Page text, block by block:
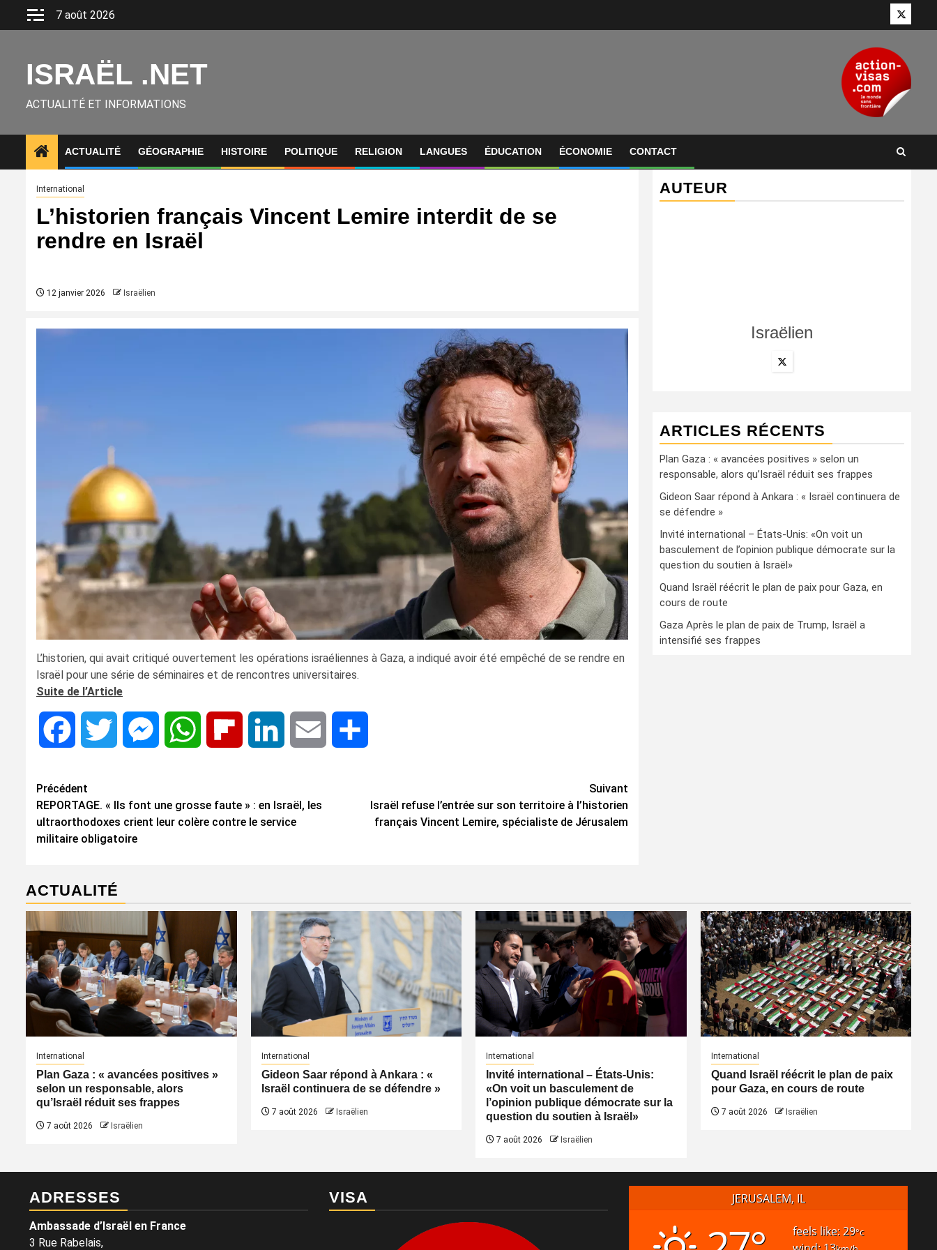
7 août 2026 Twitter
ISRAËL .NET
ACTUALITÉ ET INFORMATIONS
ACTUALITÉ GÉOGRAPHIE HISTOIRE POLITIQUE RELIGION LANGUES ÉDUCATION ÉCONOMIE CONTACT
International
L’historien français Vincent Lemire interdit de se
rendre en Israël
12 janvier 2026 Israëlien
L’historien, qui avait critiqué ouvertement les opérations israéliennes à Gaza, a indiqué avoir été empêché de se rendre en
Israël pour une série de séminaires et de rencontres universitaires.
Suite de l’Article
Facebook Twitter MessengerWhatsApp Flipboard LinkedIn Email
Navigation
d’article
Précédent
REPORTAGE. « Ils font une grosse faute » : en Israël, les
ultraorthodoxes crient leur colère contre le service
militaire obligatoire
Suivant
Israël refuse l’entrée sur son territoire à l’historien
français Vincent Lemire, spécialiste de Jérusalem
AUTEUR
Israëlien
ARTICLES RÉCENTS
Plan Gaza : « avancées positives » selon un
responsable, alors qu’Israël réduit ses frappes
Gideon Saar répond à Ankara : « Israël continuera de
se défendre »
Invité international – États-Unis: «On voit un
basculement de l’opinion publique démocrate sur la
question du soutien à Israël»
Quand Israël réécrit le plan de paix pour Gaza, en
cours de route
Gaza Après le plan de paix de Trump, Israël a
intensifié ses frappes
ACTUALITÉ
International
Plan Gaza : « avancées positives »
selon un responsable, alors
qu’Israël réduit ses frappes
7 août 2026 Israëlien
International
Gideon Saar répond à Ankara : «
Israël continuera de se défendre »
7 août 2026 Israëlien
International
Invité international – États-Unis:
«On voit un basculement de
l’opinion publique démocrate sur la
question du soutien à Israël»
7 août 2026 Israëlien
International
Quand Israël réécrit le plan de paix
pour Gaza, en cours de route
7 août 2026 Israëlien
ADRESSES
Ambassade d’Israël en France
3 Rue Rabelais,
VISA JERUSALEM, IL
feels like: 29°c